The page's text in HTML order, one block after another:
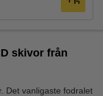
skivor från
Det vanligaste fodralet